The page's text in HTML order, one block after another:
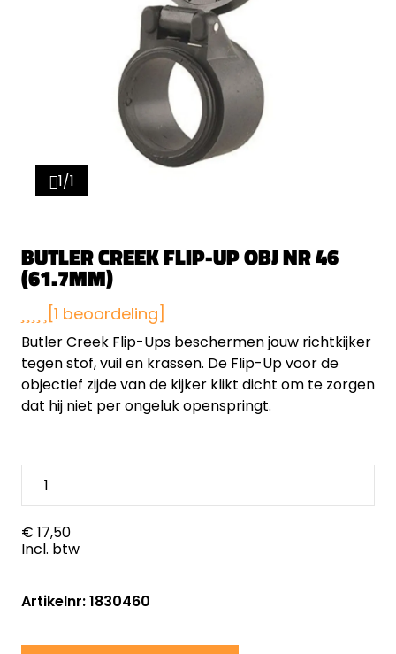
1/1
BUTLER CREEK FLIP-UP OBJ NR 46
(61.7MM)
[1 beoordeling]
Butler Creek Flip-Ups beschermen jouw richtkijker
tegen stof, vuil en krassen. De Flip-Up voor de
objectief zijde van de kijker klikt dicht om te zorgen
dat hij niet per ongeluk openspringt.
€ 17,50
Incl. btw
Artikelnr: 1830460